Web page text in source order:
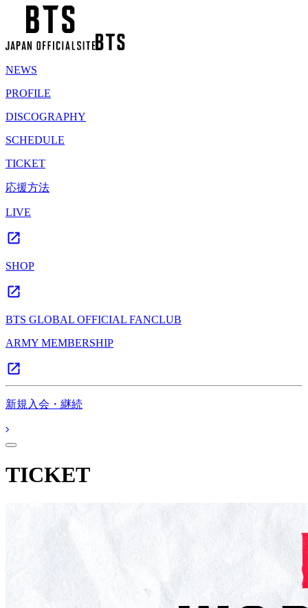
NEWS
PROFILE
DISCOGRAPHY
SCHEDULE
TICKET
応援方法
LIVE
SHOP
BTS GLOBAL OFFICIAL FANCLUB
ARMY MEMBERSHIP
新規入会・継続
TICKET